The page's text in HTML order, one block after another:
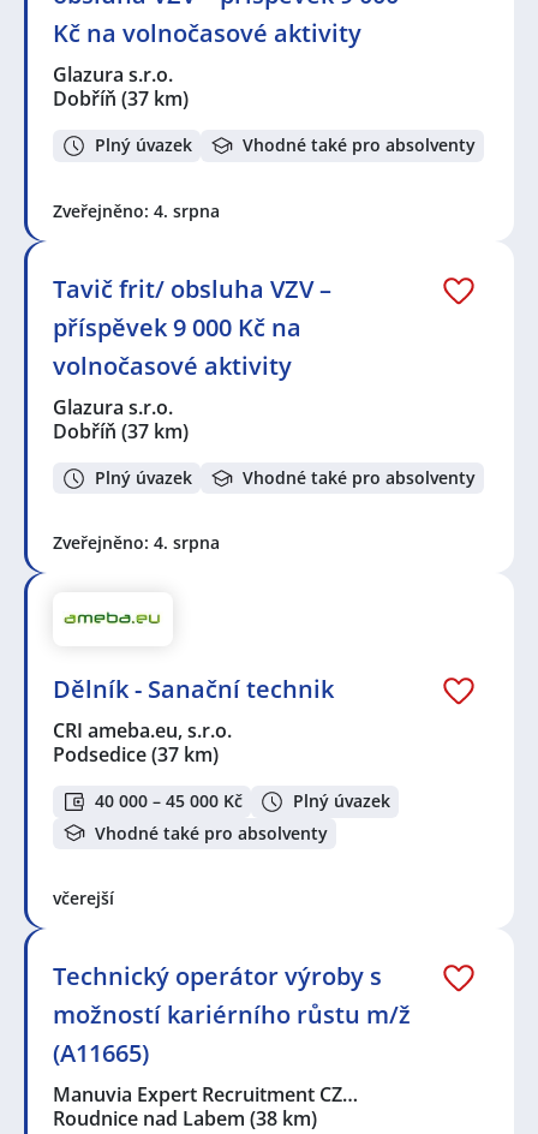
Kč na volnočasové aktivity
Glazura s.r.o.
Dobříň (37 km)
Plný úvazek Vhodné také pro absolventy
Zveřejněno: 4. srpna
Tavič frit/ obsluha VZV –
příspěvek 9 000 Kč na
volnočasové aktivity
Glazura s.r.o.
Dobříň (37 km)
Plný úvazek Vhodné také pro absolventy
Zveřejněno: 4. srpna
Dělník - Sanační technik
CRI ameba.eu, s.r.o.
Podsedice(37 km)
40 000 – 45 000 Kč
Plný úvazek
Vhodné také pro absolventy
včerejší
Technický operátor výroby s
možností kariérního růstu m/ž
(A11665)
Manuvia Expert Recruitment CZ…
Roudnice nad Labem (38 km)